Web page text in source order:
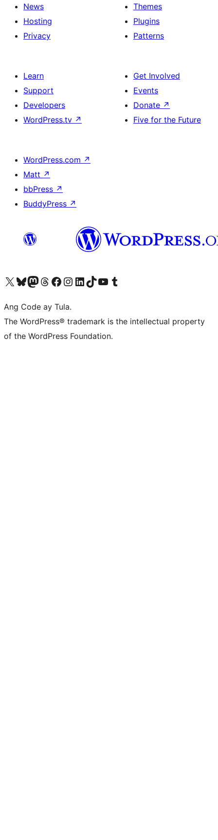
News
Hosting
Privacy
Themes
Plugins
Patterns
Learn
Support
Developers
WordPress.tv ↗
Get Involved
Events
Donate ↗
Five for the Future
WordPress.com ↗
Matt ↗
bbPress ↗
BuddyPress ↗
Visit our X (formerly Twitter) account
Bisitahin ang aming Bluesky account
Visit our Mastodon account
Bisitahin ang aming Threads account
Visit our Facebook page
Visit our Instagram account
Visit our LinkedIn account
Bisitahin ang aming TikTok account
Visit our YouTube channel
Bisitahin ang aming Tumblr account
Ang Code ay Tula.
The WordPress® trademark is the intellectual property
of the WordPress Foundation.